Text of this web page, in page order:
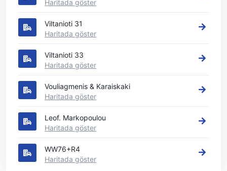
Haritada göster
Viltanioti 31
Haritada göster
Viltanioti 33
Haritada göster
Vouliagmenis & Karaiskaki
Haritada göster
Leof. Markopoulou
Haritada göster
WW76+R4
Haritada göster